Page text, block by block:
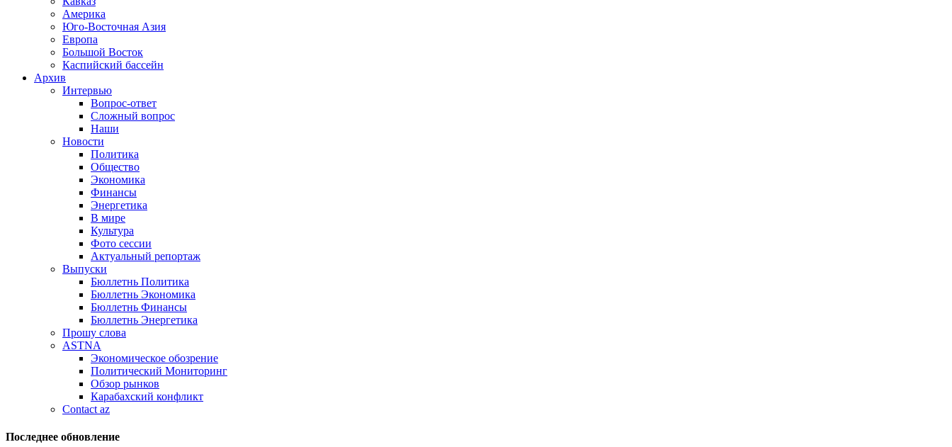
Америка
Юго-Восточная Азия
Европа
Большой Восток
Каспийский бассейн
Архив
Интервью
Вопрос-ответ
Сложный вопрос
Наши
Новости
Политика
Общество
Экономика
Финансы
Энергетика
В мире
Культура
Фото сессии
Актуальный репортаж
Выпуски
Бюллетнь Политика
Бюллетнь Экономика
Бюллетнь Финансы
Бюллетнь Энергетика
Прошу слова
ASTNA
Экономическое обозрение
Политический Мониторинг
Обзор рынков
Карабахский конфликт
Contact az
Последнее обновление